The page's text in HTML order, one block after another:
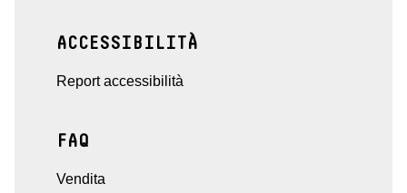
ACCESSIBILITÀ
Report accessibilità
FAQ
Vendita